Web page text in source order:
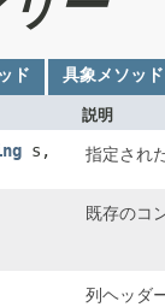
ド 具象メソッド
説明
s,
指定され
既存のコ
列ヘッダ